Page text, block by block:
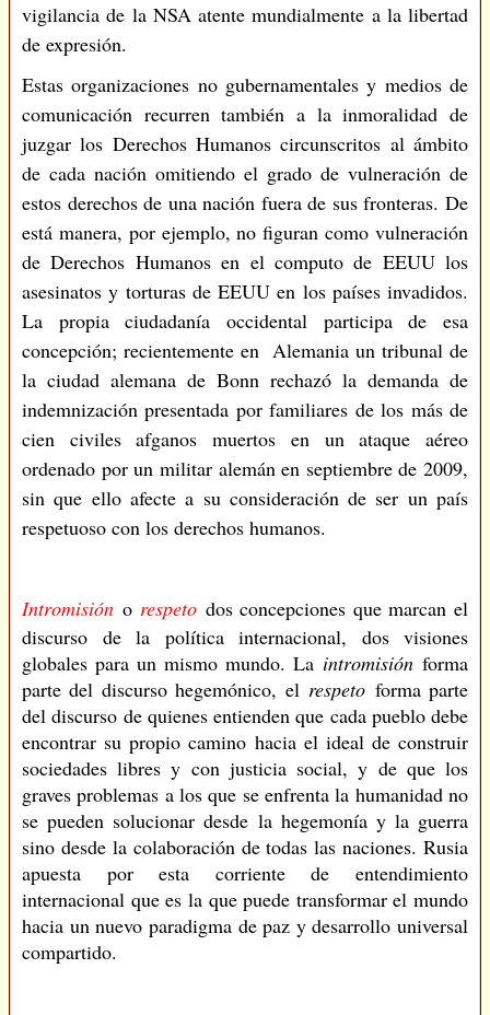
vigilancia de la NSA atente mundialmente a la libertad
de expresión.
Estas organizaciones no gubernamentales y medios de
comunicación recurren también a la inmoralidad de
juzgar los Derechos Humanos circunscritos al ámbito
de cada nación omitiendo el grado de vulneración de
estos derechos de una nación fuera de sus fronteras. De
está manera, por ejemplo, no figuran como vulneración
de Derechos Humanos en el computo de EEUU los
asesinatos y torturas de EEUU en los países invadidos.
La propia ciudadanía occidental participa de esa
concepción; recientemente en Alemania un tribunal de
la ciudad alemana de Bonn rechazó la demanda de
indemnización presentada por familiares de los más de
cien civiles afganos muertos en un ataque aéreo
ordenado por un militar alemán en septiembre de 2009,
sin que ello afecte a su consideración de ser un país
respetuoso con los derechos humanos.
Intromisión o respeto dos concepciones que marcan el
discurso de la política internacional, dos visiones
globales para un mismo mundo. La intromisión forma
parte del discurso hegemónico, el respeto forma parte
del discurso de quienes entienden que cada pueblo debe
encontrar su propio camino hacia el ideal de construir
sociedades libres y con justicia social, y de que los
graves problemas a los que se enfrenta la humanidad no
se pueden solucionar desde la hegemonía y la guerra
sino desde la colaboración de todas las naciones. Rusia
apuesta por esta corriente de entendimiento
internacional que es la que puede transformar el mundo
hacia un nuevo paradigma de paz y desarrollo universal
compartido.